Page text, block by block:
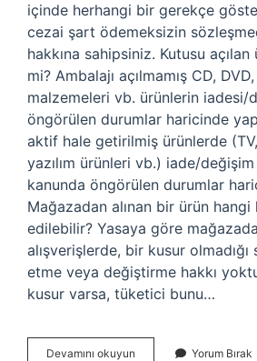
içinde herhangi bir gerekçe
cezai şart ödemeksizin
hakkına sahipsiniz. Kutusu
mi? Ambalajı açılmamış CD,
malzemeleri vb. ürünlerin iadesi/
öngörülen durumlar haricinde
aktif hale getirilmiş ürünlerde
yazılım ürünleri vb.) iade/
kanunda öngörülen durumlar
Mağazadan alınan bir ürün
edilebilir? Yasaya göre
alışverişlerde, bir kusur
etme veya değiştirme hakkı
kusur varsa, tüketici bunu…
Devamını okuyun Yorum Bırak